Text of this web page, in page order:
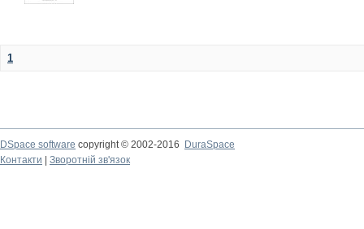
1
DSpace software copyright © 2002-2016
DuraSpace
Контакти
Зворотній зв'язок